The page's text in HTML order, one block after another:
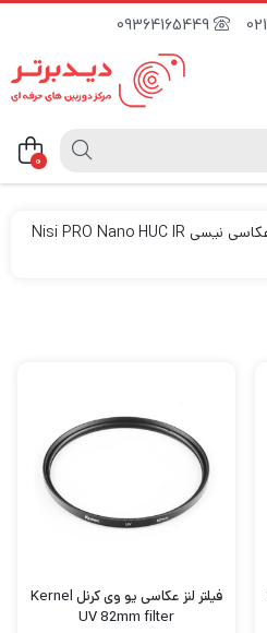
09364165449
0
فیلتر عکاسی نیسی Nisi PRO Nano HUC IR
فیلتر لنز عکاسی یو وی کرنل Kernel
UV 82mm filter